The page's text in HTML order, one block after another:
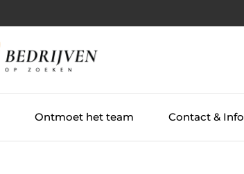
Ontmoet het team Contact & Info